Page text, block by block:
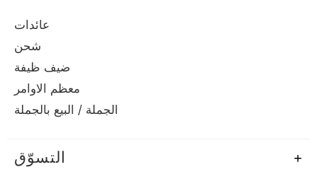
عائدات
شحن
ضيف ظيفة
معظم الاوامر
الجملة / البيع بالجملة
التسوّق